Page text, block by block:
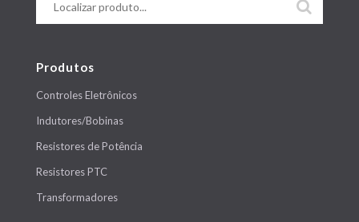
Produtos
Controles Eletrônicos
Indutores/Bobinas
Resistores de Potência
Resistores PTC
Transformadores